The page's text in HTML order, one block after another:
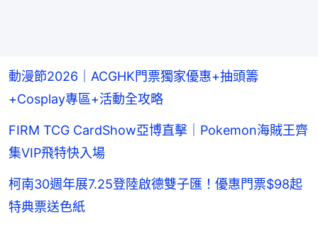
動漫節2026｜ACGHK門票獨家優惠+抽頭籌
+Cosplay專區+活動全攻略
FIRM TCG CardShow亞博直擊｜Pokemon海賊王齊
集VIP飛特快入場
柯南30週年展7.25登陸啟德雙子匯！優惠門票$98起
特典票送色紙